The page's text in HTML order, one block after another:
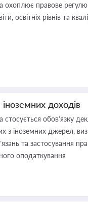
охоплює правове
освітніх рівнів та
доходів
стосується обов’язку
з іноземних джерел,
та застосування
оподаткування